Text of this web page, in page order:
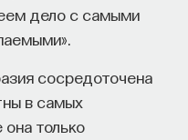
дело с самыми
сосредоточена
в самых
только
независимого
критически
логично
свою точку